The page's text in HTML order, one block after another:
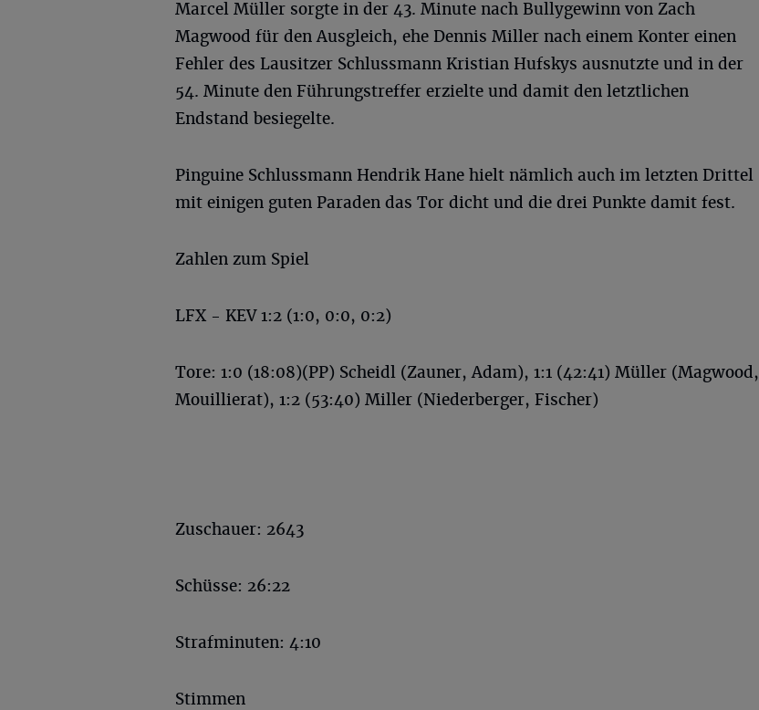
Marcel Müller sorgte in der 43. Minute nach Bullygewinn von Zach
Magwood für den Ausgleich, ehe Dennis Miller nach einem Konter einen
Fehler des Lausitzer Schlussmann Kristian Hufskys ausnutzte und in der
54. Minute den Führungstreffer erzielte und damit den letztlichen
Endstand besiegelte.
Pinguine Schlussmann Hendrik Hane hielt nämlich auch im letzten Drittel
mit einigen guten Paraden das Tor dicht und die drei Punkte damit fest.
Zahlen zum Spiel
LFX - KEV 1:2 (1:0, 0:0, 0:2)
Tore: 1:0 (18:08)(PP) Scheidl (Zauner, Adam), 1:1 (42:41) Müller (Magwood,
Mouillierat), 1:2 (53:40) Miller (Niederberger, Fischer)
Zuschauer: 2643
Schüsse: 26:22
Strafminuten: 4:10
Stimmen